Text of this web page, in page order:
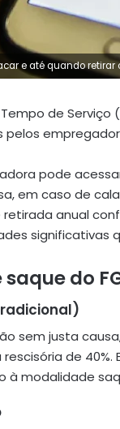
e até quando
de Serviço (
pode
em caso de
anual
significativas
do
sem justa
rescisória de
à modalidade